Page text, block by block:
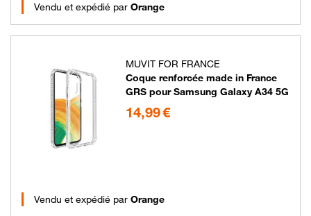
Vendu et expédié par Orange
MUVIT FOR FRANCE
Coque renforcée made in France
GRS pour Samsung Galaxy A34 5G
14,99 €
Vendu et expédié par Orange